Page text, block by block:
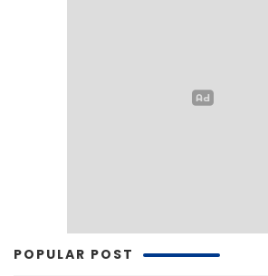
POPULAR POST